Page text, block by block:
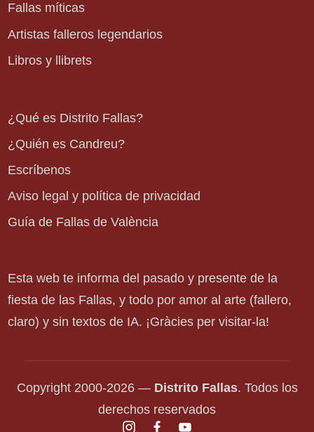
Fallas míticas
Artistas falleros legendarios
Libros y llibrets
¿Qué es Distrito Fallas?
¿Quién es Candreu?
Escríbenos
Aviso legal y política de privacidad
Guía de Fallas de València
Esta web te informa del pasado y presente de la
fiesta de las Fallas, y todo por amor al arte (fallero,
claro) y sin textos de IA. ¡Gràcies per visitar-la!
Copyright 2000-2026 — Distrito Fallas. Todos los
derechos reservados